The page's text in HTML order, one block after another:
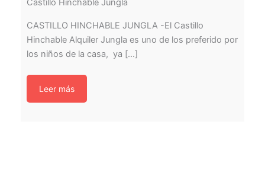
CASTILLO HINCHABLE JUNGLA -El Castillo
Hinchable Alquiler Jungla es uno de los preferido por
los niños de la casa, ya [...]
Leer más